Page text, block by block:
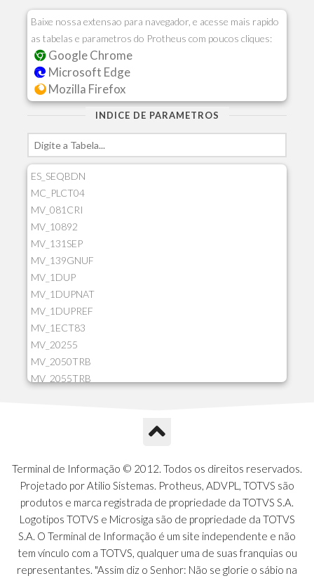
Baixe nossa extensao para navegador, e acesse mais rapido
as tabelas e parametros do Protheus com poucos cliques:
Google Chrome
Microsoft Edge
Mozilla Firefox
INDICE DE PARAMETROS
ES_SEQBDN
MC_PLCT04
MV_081CRI
MV_10892
MV_131SEP
MV_139GNUF
MV_1DUP
MV_1DUPNAT
MV_1DUPREF
MV_1ECT83
MV_20255
MV_2050TRB
MV_2055TRB
MV_2GNOINC
MV_320SLD
MV_325PMDA
MV_330ATCM
MV_340LOCK
MV_3DUPREF
MV_5CLIFOR
Terminal de Informação © 2012. Todos os direitos reservados.
Projetado por Atilio Sistemas. Protheus, ADVPL, TOTVS são
produtos e marca registrada de propriedade da TOTVS S.A.
Logotipos TOTVS e Microsiga são de propriedade da TOTVS
S.A. O Terminal de Informação é um site independente e não
tem vínculo com a TOTVS, qualquer uma de suas franquias ou
representantes. "Assim diz o Senhor: Não se glorie o sábio na